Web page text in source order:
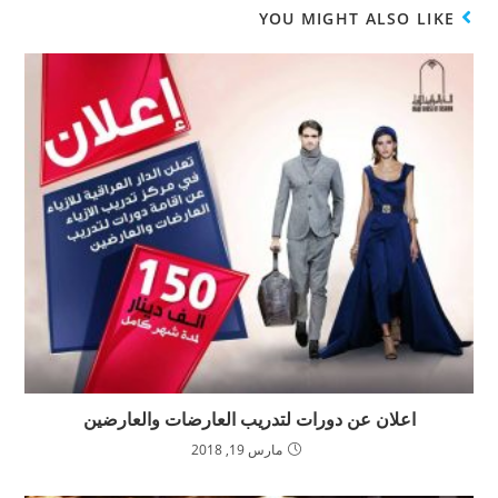
YOU MIGHT ALSO LIKE
اعلان عن دورات لتدريب العارضات والعارضين
مارس 19, 2018